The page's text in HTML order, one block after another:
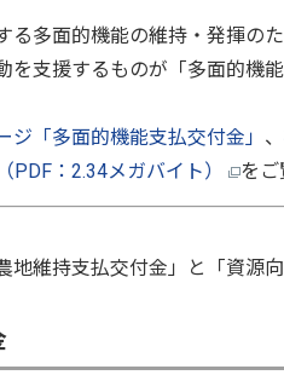
る多面的機能の維持・発揮の
支援するものが「多面的機能
ジ「多面的機能支払交付金」 、
PDF：2.34メガバイト）
をご
地維持支払交付金」と「資源